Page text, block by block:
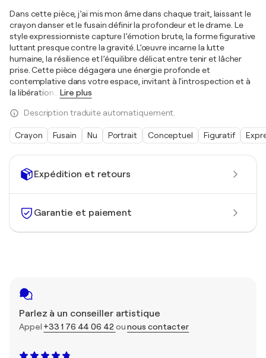
Expédition et retours
Garantie et paiement
Parlez à un conseiller artistique
Appel +33 1 76 44 06 42 ounous contacter
Dans cette pièce, j’ai mis mon âme dans chaque trait, laissant le
crayon danser et le fusain définir la profondeur et le drame. Le
style expressionniste capture l’émotion brute, la forme figurative
luttant presque contre la gravité. L’œuvre incarne la lutte
humaine, la résilience et l’équilibre délicat entre tenir et lâcher
prise. Cette pièce dégagera une énergie profonde et
contemplative dans votre espace, invitant à l'introspection et à
la libération
Lire plus
Description traduite automatiquement.
Crayon Fusain Nu Portrait Conceptuel Figuratif